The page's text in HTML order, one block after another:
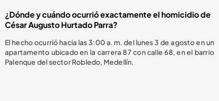
¿Dónde y cuándo ocurrió exactamente el homicidio de
César Augusto Hurtado Parra?
El hecho ocurrió hacia las 3:00 a. m. del lunes 3 de agosto en un
apartamento ubicado en la carrera 87 con calle 68, en el barrio
Palenque del sector Robledo, Medellín.